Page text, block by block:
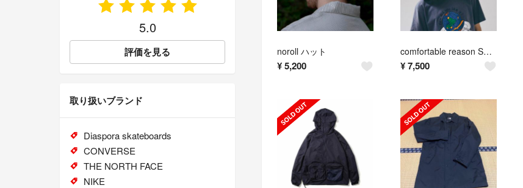
noroll ハット
¥5,200
comfortable reason SUMMER PLACE HAT
¥7,500
5.0
評価を見る
取り扱いブランド
Diaspora skateboards
CONVERSE
THE NORTH FACE
NIKE